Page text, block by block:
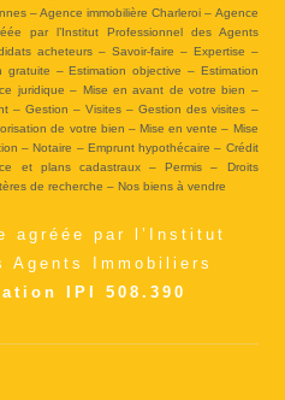
– Agence immobilière Charleroi – Agence
par l’Institut Professionnel des Agents
acheteurs – Savoir-faire – Expertise –
– Estimation objective – Estimation
juridique – Mise en avant de votre bien –
– Gestion – Visites – Gestion des visites –
de votre bien – Mise en vente – Mise
– Notaire – Emprunt hypothécaire – Crédit
et plans cadastraux – Permis – Droits
de recherche – Nos biens à vendre
agréée par l’Institut
Agents Immobiliers
IPI 508.390